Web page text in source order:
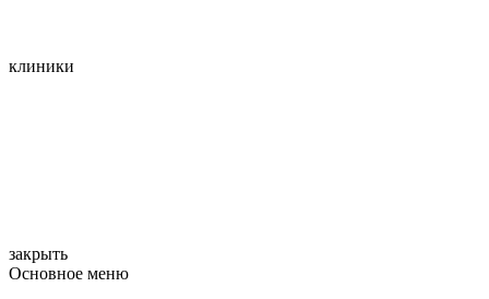
клиники
закрыть
Основное меню